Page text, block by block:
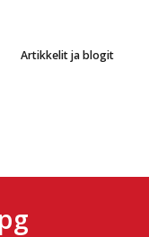
Artikkelit ja blogit